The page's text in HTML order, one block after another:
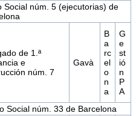
núm. 5 (ejecutorias) de
de 1.ª
e
núm. 7
Gavà
B
a
rc
el
o
n
a
G
e
st
ió
n
P
A
Social núm. 33 de Barcelona